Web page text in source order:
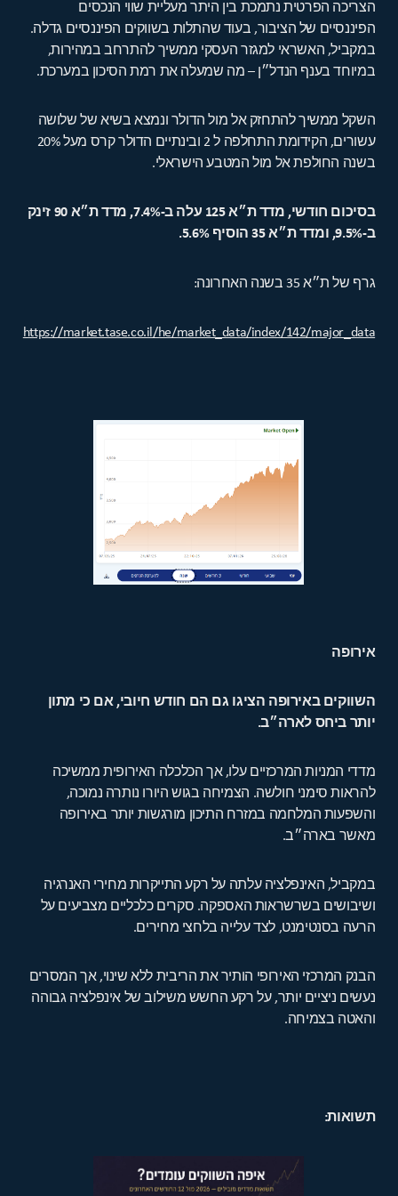
הצריכה הפרטית נתמכת בין היתר מעליית שווי הנכסים
הפיננסיים של הציבור, בעוד שהתלות בשווקים הפיננסיים גדלה.
במקביל, האשראי למגזר העסקי ממשיך להתרחב במהירות,
במיוחד בענף הנדל״ן – מה שמעלה את רמת הסיכון במערכת.
השקל ממשיך להתחזק אל מול הדולר ונמצא בשיא של שלושה
עשורים, הקידומת התחלפה ל 2 ובינתיים הדולר קרס מעל 20%
בשנה החולפת אל מול המטבע הישראלי.
בסיכום חודשי, מדד ת״א 125 עלה ב-7.4%, מדד ת״א 90 זינק
ב-9.5%, ומדד ת״א 35 הוסיף 5.6%.
גרף של ת״א 35 בשנה האחרונה:
https://market.tase.co.il/he/market_data/index/142/major_data
אירופה
השווקים באירופה הציגו גם הם חודש חיובי, אם כי מתון
יותר ביחס לארה״ב.
מדדי המניות המרכזיים עלו, אך הכלכלה האירופית ממשיכה
להראות סימני חולשה. הצמיחה בגוש היורו נותרה נמוכה,
והשפעות המלחמה במזרח התיכון מורגשות יותר באירופה
מאשר בארה״ב.
במקביל, האינפלציה עלתה על רקע התייקרות מחירי האנרגיה
ושיבושים בשרשראות האספקה. סקרים כלכליים מצביעים על
הרעה בסנטימנט, לצד עלייה בלחצי מחירים.
הבנק המרכזי האירופי הותיר את הריבית ללא שינוי, אך המסרים
נעשים ניציים יותר, על רקע החשש משילוב של אינפלציה גבוהה
והאטה בצמיחה.
תשואות: